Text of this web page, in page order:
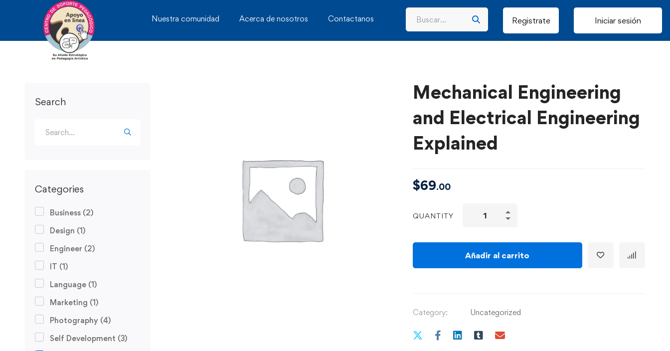
Nuestra comunidad Acerca de nosotros Contactanos Registrate Iniciar sesión
Search
Categories
Business (2)
Design (1)
Engineer (2)
IT (1)
Language (1)
Marketing (1)
Photography (4)
Self Development (3)
Mechanical Engineering
and Electrical Engineering
Explained
$69.00
QUANTITY
Añadir al carrito
Category: Uncategorized